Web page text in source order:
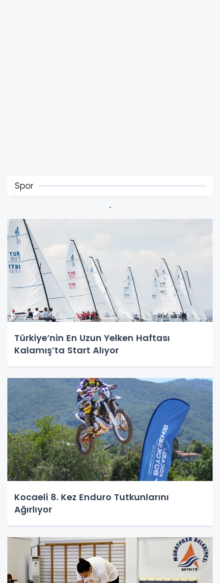
Spor
Türkiye’nin En Uzun Yelken Haftası
Kalamış’ta Start Alıyor
Kocaeli 8. Kez Enduro Tutkunlarını
Ağırlıyor